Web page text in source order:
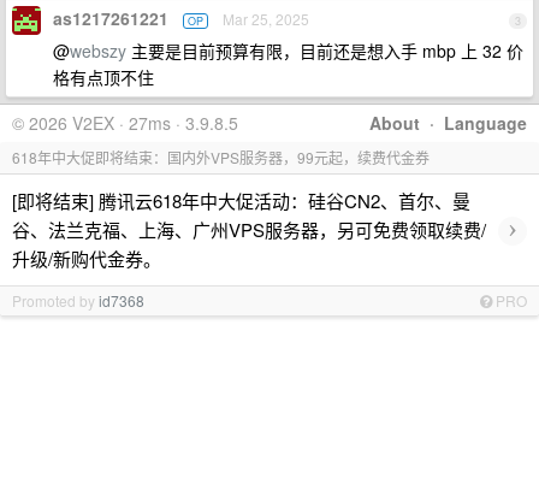
3
as1217261221 OP Mar 25, 2025
@webszy 主要是目前预算有限，目前还是想入手 mbp 上 32 价
格有点顶不住
About · Language
© 2026 V2EX · 27ms · 3.9.8.5
618年中大促即将结束：国内外VPS服务器，99元起，续费代金券
[即将结束] 腾讯云618年中大促活动：硅谷CN2、首尔、曼
谷、法兰克福、上海、广州VPS服务器，另可免费领取续费/
升级/新购代金券。
›
Promoted byid7368 PRO